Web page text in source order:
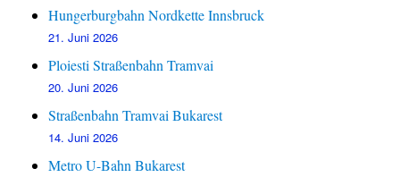
Hungerburgbahn Nordkette Innsbruck
21. Juni 2026
Ploiesti Straßenbahn Tramvai
20. Juni 2026
Straßenbahn Tramvai Bukarest
14. Juni 2026
Metro U-Bahn Bukarest